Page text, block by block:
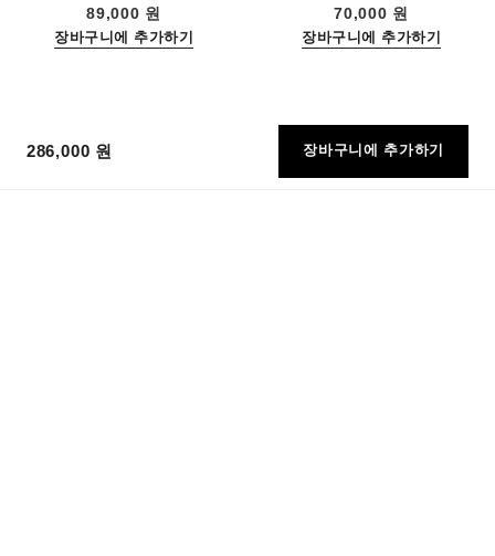
89,000 원
장바구니에 추가하기
70,000 원
장바구니에 추가하기
286,000 원 장바구니에 추가하기